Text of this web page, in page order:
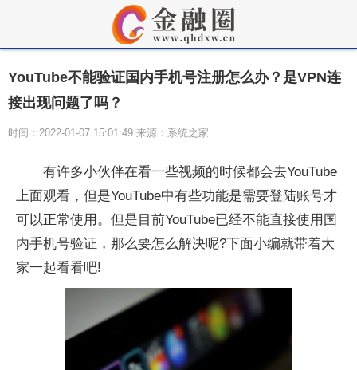
YouTube不能验证国内手机号注册怎么办？是VPN连
接出现问题了吗？
时间：2022-01-07 15:01:49 来源：系统之家
有许多小伙伴在看一些视频的时候都会去YouTube
上面观看，但是YouTube中有些功能是需要登陆账号才
可以正常使用。但是目前YouTube已经不能直接使用国
内手机号验证，那么要怎么解决呢?下面小编就带着大
家一起看看吧!